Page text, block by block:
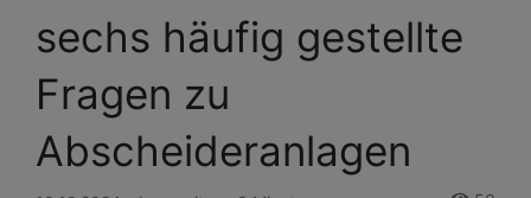
sechs häufig gestellte
Fragen zu
Abscheideranlagen